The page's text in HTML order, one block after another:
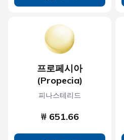
프로페시아
(Propecia)
피나스테리드
₩ 651.66